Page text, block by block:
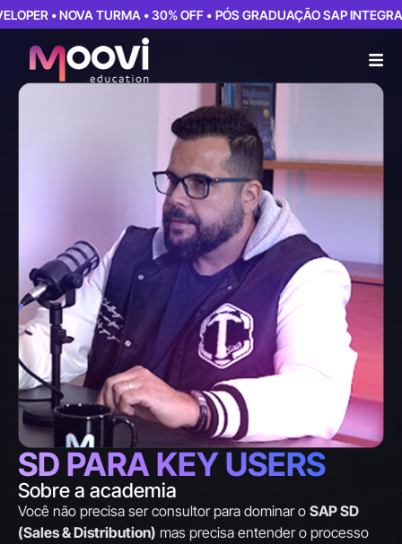
• NOVA TURMA • 30% OFF • PÓS GRADUAÇÃO SAP
SD PARA KEY USERS
Sobre a academia
Você não precisa ser consultor para dominar o SAP SD
(Sales & Distribution) mas precisa entender o processo